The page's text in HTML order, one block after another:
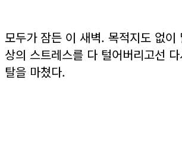
모두가 잠든 이 새벽. 목적지도 없
상의 스트레스를 다 털어버리고선
탈을 마쳤다.